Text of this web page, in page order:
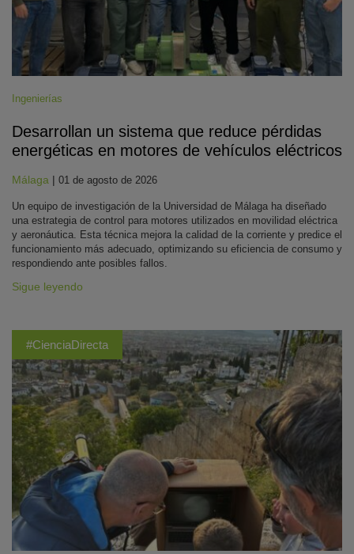
Ingenierías
Desarrollan un sistema que reduce pérdidas
energéticas en motores de vehículos eléctricos
Málaga | 01 de agosto de 2026
Un equipo de investigación de la Universidad de Málaga ha diseñado
una estrategia de control para motores utilizados en movilidad eléctrica
y aeronáutica. Esta técnica mejora la calidad de la corriente y predice el
funcionamiento más adecuado, optimizando su eficiencia de consumo y
respondiendo ante posibles fallos.
Sigue leyendo
#CienciaDirecta